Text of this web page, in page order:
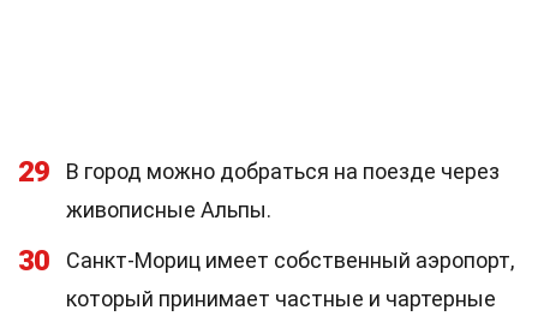
29
В город можно добраться на поезде через
живописные Альпы.
30
Санкт-Мориц имеет собственный аэропорт,
который принимает частные и чартерные